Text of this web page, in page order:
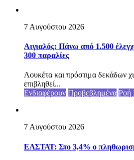
7 Αυγούστου 2026
Αιγιαλός: Πάνω από 1.500
300 παραλίες
Λουκέτα και πρόστιμα δεκάδων
επιβληθεί...
Ενδιαφέρουν Προβεβλημένα Ροή
7 Αυγούστου 2026
ΕΛΣΤΑΤ: Στο 3,4% ο